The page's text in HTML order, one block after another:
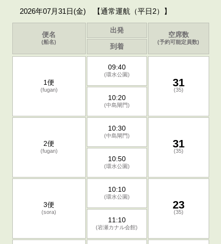
2026年07月31日(金) 【通常運航（平日2）】
便名
(船名)
出発
空席数
(予約可能定員数)
到着
1便
(fugan)
09:40
(環水公園)
31
(35)
10:20
(中島閘門)
2便
(fugan)
10:30
(中島閘門)
31
(35)
10:50
(環水公園)
3便
(sora)
10:10
(環水公園)
23
(35)
11:10
(岩瀬カナル会館)